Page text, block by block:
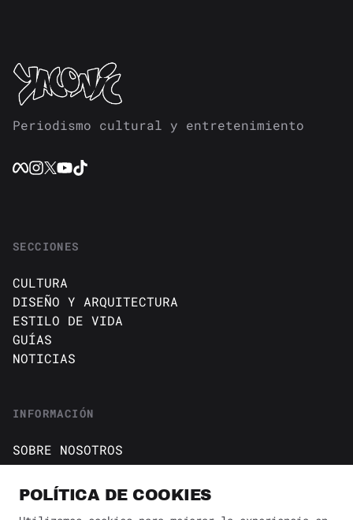
Periodismo cultural y entretenimiento
SECCIONES
CULTURA
DISEÑO Y ARQUITECTURA
ESTILO DE VIDA
GUÍAS
NOTICIAS
INFORMACIÓN
SOBRE NOSOTROS
CONTACTO
Política de cookies
POLÍTICA DE COOKIES